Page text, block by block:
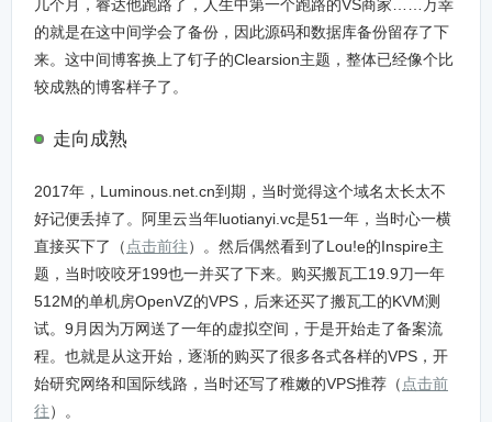
几个月，睿达他跑路了，人生中第一个跑路的VS商家……万幸
的就是在这中间学会了备份，因此源码和数据库备份留存了下
来。这中间博客换上了钉子的Clearsion主题，整体已经像个比
较成熟的博客样子了。
走向成熟
2017年，Luminous.net.cn到期，当时觉得这个域名太长太不
好记便丢掉了。阿里云当年luotianyi.vc是51一年，当时心一横
直接买下了（ 点击前往）。然后偶然看到了Lou!e的Inspire主
题，当时咬咬牙199也一并买了下来。购买搬瓦工19.9刀一年
512M的单机房OpenVZ的VPS，后来还买了搬瓦工的KVM测
试。9月因为万网送了一年的虚拟空间，于是开始走了备案流
程。也就是从这开始，逐渐的购买了很多各式各样的VPS，开
始研究网络和国际线路，当时还写了稚嫩的VPS推荐（ 点击前
往）。